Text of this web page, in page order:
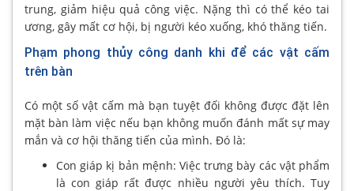
trung, giảm hiệu quả công việc. Nặng thì có thể kéo tai
ương, gây mất cơ hội, bị người kéo xuống, khó thăng tiến.
Phạm phong thủy công danh khi để các vật cấm
trên bàn
Có một số vật cấm mà bạn tuyệt đối không được đặt lên
mặt bàn làm việc nếu bạn không muốn đánh mất sự may
mắn và cơ hội thăng tiến của mình. Đó là:
Con giáp kị bản mệnh: Việc trưng bày các vật phẩm
là con giáp rất được nhiều người yêu thích. Tuy